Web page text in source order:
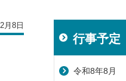
月8日
行事予定
令和8年8月